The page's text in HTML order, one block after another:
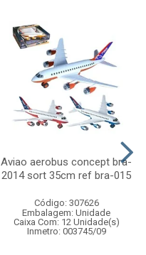
Aviao aerobus concept bra-
2014 sort 35cm ref bra-015
Código: 307626
Embalagem: Unidade
Caixa Com: 12 Unidade(s)
Inmetro: 003745/09